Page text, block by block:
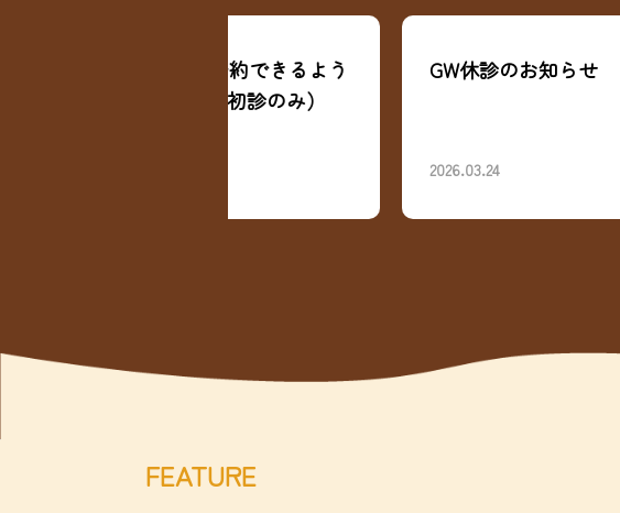
GW休診のお知らせ
FEATURE